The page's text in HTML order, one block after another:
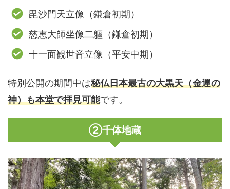
毘沙門天立像（鎌倉初期）
慈恵大師坐像二軀（鎌倉初期）
十一面観世音立像（平安中期）
特別公開の期間中は秘仏日本最古の大黒天（金運の
神）も本堂で拝見可能です。
②千体地蔵